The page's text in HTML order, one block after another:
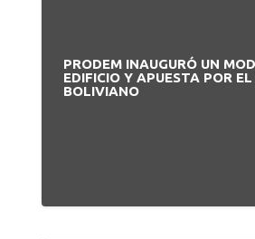
PRODEM INAUGURÓ UN
EDIFICIO Y APUESTA POR
BOLIVIANO